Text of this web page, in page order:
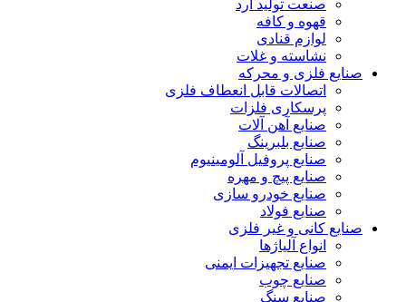
صنعت تولید آرد
قهوه و کافه
لوازم قنادی
نشاسته و غلات
صنایع فلزی و محرکه
اتصالات قابل انعطاف فلزی
پرسکاری فلزات
صنایع آهن آلات
صنایع بلبرینگ
صنایع پروفیل آلومینیوم
صنایع پیچ و مهره
صنایع خودرو سازی
صنایع فولاد
صنایع کانی و غیر فلزی
انواع آلياژها
صنایع تجهیزات ایمنی
صنایع چوب
صنایع سنگ